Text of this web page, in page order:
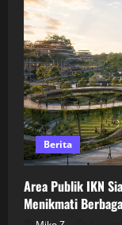
Berita
Area Publik IKN
Menikmati